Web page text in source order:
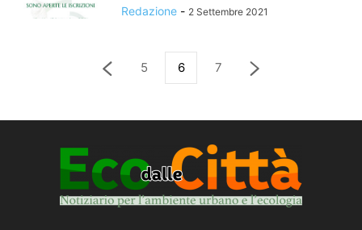
Redazione - 2 Settembre 2021
5 6 7